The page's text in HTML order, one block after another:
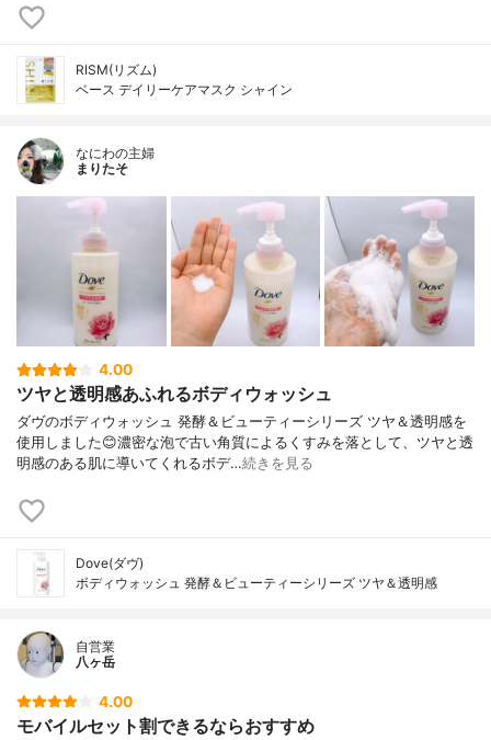
RISM(リズム)
ベース デイリーケアマスク シャイン
なにわの主婦
まりたそ
4.00
ツヤと透明感あふれるボディウォッシュ
ダヴのボディウォッシュ 発酵＆ビューティーシリーズ ツヤ＆透明感を
使用しました😊濃密な泡で古い角質によるくすみを落として、ツヤと透
明感のある肌に導いてくれるボデ…続きを見る
Dove(ダヴ)
ボディウォッシュ 発酵＆ビューティーシリーズ ツヤ＆透明感
自営業
八ヶ岳
4.00
モバイルセット割できるならおすすめ